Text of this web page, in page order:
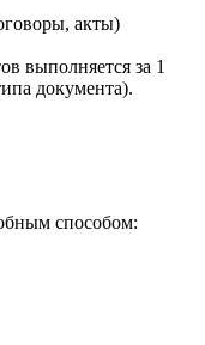
акты)
выполняется за 1
документа).
способом: